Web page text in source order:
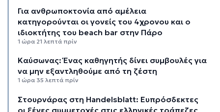
Για ανθρωποκτονία από αμέλεια
κατηγορούνται οι γονείς του 4χρονου και ο
ιδιοκτήτης του beach bar στην Πάρο
1 ώρα 21 λεπτά πρίν
Kαύσωνας: Ένας καθηγητής δίνει συμβουλές για
να μην εξαντληθούμε από τη ζέστη
1 ώρα 35 λεπτά πρίν
Στουρνάρας στη Handelsblatt: Ευπρόσδεκτες
οι ξένες συμμετοχές στις ελληνικές τράπεζες